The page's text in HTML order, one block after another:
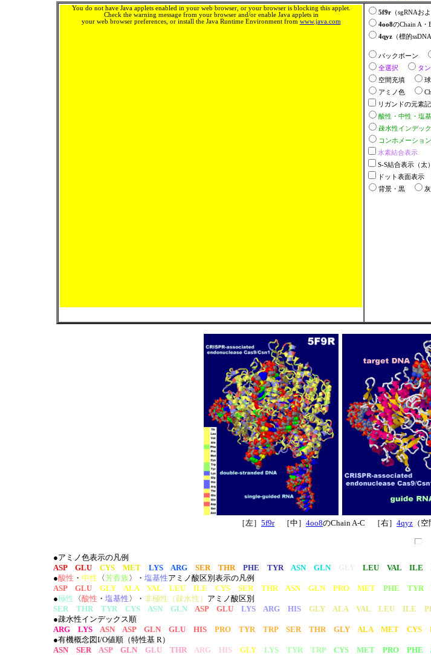
You do not have Java applets enabled in your web browser, or your browser is blocking this applet.
Check the warning message from your browser and/or enable Java applets in
your web browser preferences, or install the Java Runtime Environment from www.java.com
5f9r （sgRNAお
4oo8のChain A・
4qyz （標的
バックボーン
全選択
タ
空間充填
アミノ色
リガンドの元素
酸性・中性・塩
疎水性インデッ
コンホメーショ
水素結合表示
S-S結合表示（太）
ドット表面表示
背景・黒
［左］ 5f9r［中］ 4oo8のChain A-C ［右］ 4qyz （
●アミノ色表示の凡例
ASP GLU
CYS MET LYS ARG SER THR PHE TYR ASN GLN LEU VAL ILE
●酸性 ・ 中性 〈芳香族〉・ 塩基性アミノ酸区別表示の凡例
ASP GLU
GLY ALA VAL LEU ILE CYS SER THR ASN GLN PRO MET PHE TYR
●極性 〈酸性 ・ 塩基性 〉・ 非極性（疎水性） アミノ酸区別
SER THR TYR CYS ASN GLN
ASP GLU LYS ARG HIS
GLY ALA VAL LEU ILE
●疎水性インデックス順
ARG LYS
ASN ASP GLN GLU HIS PRO TYR TRP SER THR GLY ALA MET CYS
●有機概念図I/O値順（特性基 R）
ASN SER
ASP GLN GLU THR ARG HIS GLY LYS TYR TRP CYS MET PRO PHE